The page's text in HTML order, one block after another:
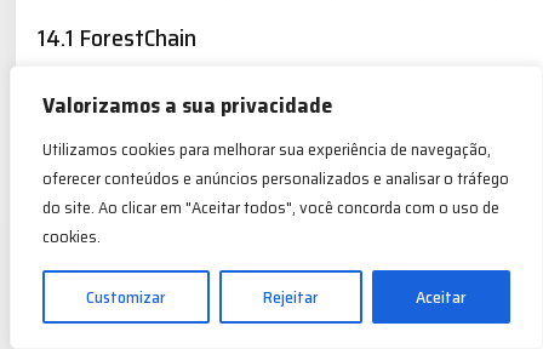
Valorizamos a sua privacidade
Utilizamos cookies para melhorar sua experiência de navegação,
oferecer conteúdos e anúncios personalizados e analisar o tráfego
do site. Ao clicar em "Aceitar todos", você concorda com o uso de
cookies.
Customizar Rejeitar Aceitar
14.1 ForestChain
permissionado. Em sua versão futura, o módulo prevê
entre partes, tokenização representativa de contratos
governança documental.
O ForestChain não está em operação comercial. Não há, na
de contas financeiras, operação de escrow, liquidação
disponibilizado, será acompanhado de termos de uso específicos
prévia aos Usuários com antecedência mínima de 30 (trinta) dias.